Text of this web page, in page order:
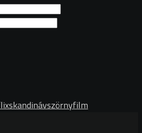
skandinávszörnyfilm